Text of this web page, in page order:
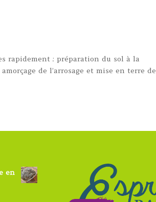
rapidement : préparation du sol à la
de l’arrosage et mise en terre
en